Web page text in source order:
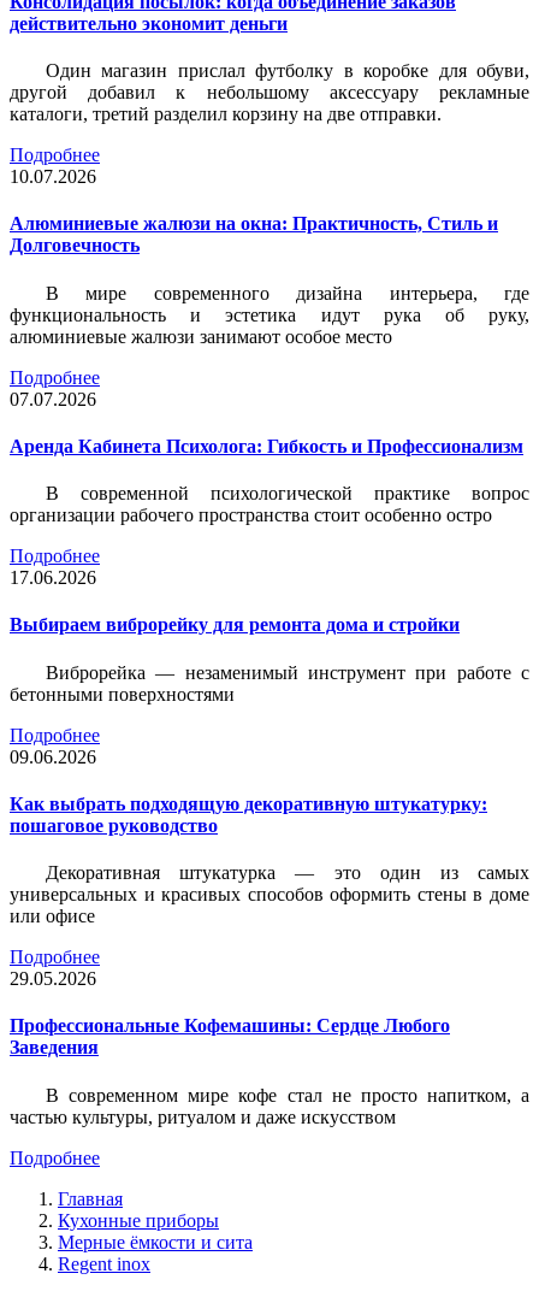
действительно экономит деньги
Один магазин прислал футболку в коробке для обуви,
другой добавил к небольшому аксессуару рекламные
каталоги, третий разделил корзину на две отправки.
Подробнее
10.07.2026
Алюминиевые жалюзи на окна: Практичность, Стиль и
Долговечность
В мире современного дизайна интерьера, где
функциональность и эстетика идут рука об руку,
алюминиевые жалюзи занимают особое место
Подробнее
07.07.2026
Аренда Кабинета Психолога: Гибкость и Профессионализм
В современной психологической практике вопрос
организации рабочего пространства стоит особенно остро
Подробнее
17.06.2026
Выбираем виброрейку для ремонта дома и стройки
Виброрейка — незаменимый инструмент при работе с
бетонными поверхностями
Подробнее
09.06.2026
Как выбрать подходящую декоративную штукатурку:
пошаговое руководство
Декоративная штукатурка — это один из самых
универсальных и красивых способов оформить стены в доме
или офисе
Подробнее
29.05.2026
Профессиональные Кофемашины: Сердце Любого
Заведения
В современном мире кофе стал не просто напитком, а
частью культуры, ритуалом и даже искусством
Подробнее
Главная
Кухонные приборы
Мерные ёмкости и сита
Regent inox